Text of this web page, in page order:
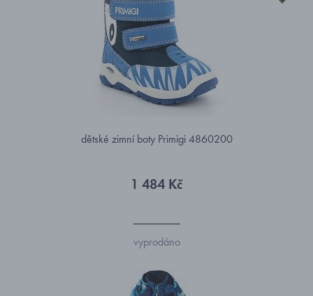
dětské zimní boty Primigi 4860200
1 484 Kč
vyprodáno